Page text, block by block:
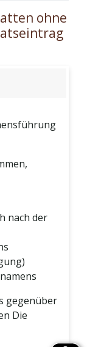
ohne
nach der
gegenüber
Die